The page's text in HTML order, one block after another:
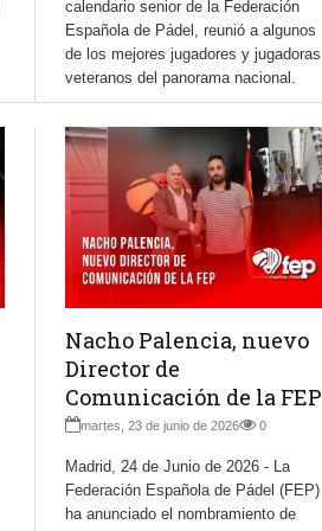
calendario senior de la Federación
Española de Pádel, reunió a algunos
de los mejores jugadores y jugadoras
veteranos del panorama nacional.
Nacho Palencia, nuevo
Director de
Comunicación de la FEP
martes, 23 de junio de 2026 0
Madrid, 24 de Junio de 2026 - La
Federación Española de Pádel (FEP)
ha anunciado el nombramiento de